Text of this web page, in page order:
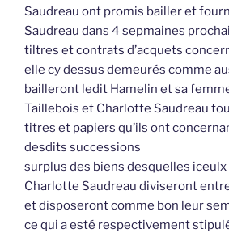
Saudreau ont promis bailler et
Saudreau dans 4 sepmaines
tiltres et contrats d’acquets
elle cy dessus demeurés comme
bailleront ledit Hamelin et sa
Taillebois et Charlotte Saudreau
titres et papiers qu’ils ont
desdits successions
surplus des biens desquelles
Charlotte Saudreau diviseront
et disposeront comme bon leur
ce qui a esté respectivement